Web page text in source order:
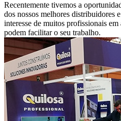
Recentemente tivemos a
dos nossos melhores distribuidores
interesse de muitos profissionais
podem facilitar o seu trabalho.